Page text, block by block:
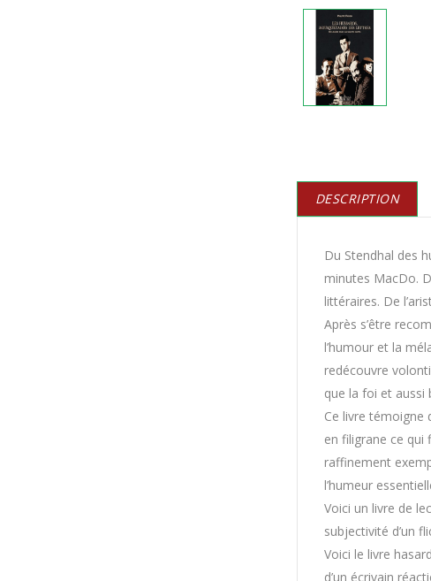
DESCRIPTION
Du Stendhal des
minutes MacDo.
littéraires. De
Après s’être
l’humour et la
redécouvre
que la foi et aussi
Ce livre témoigne
en filigrane ce qui
raffinement
l’humeur
Voici un livre de
subjectivité d’un
Voici le livre
d’un écrivain